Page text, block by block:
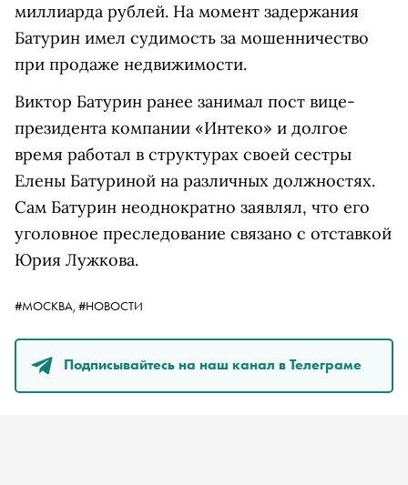
миллиарда рублей. На момент задержания
Батурин имел судимость за мошенничество
при продаже недвижимости.
Виктор Батурин ранее занимал пост вице-
президента компании «Интеко» и долгое
время работал в структурах своей сестры
Елены Батуриной на различных должностях.
Сам Батурин неоднократно заявлял, что его
уголовное преследование связано с отставкой
Юрия Лужкова.
#МОСКВА, #НОВОСТИ
Подписывайтесь на наш канал в Телеграме